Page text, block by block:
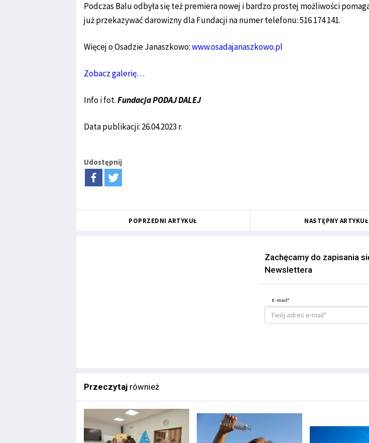
Podczas Balu odbyła się też premiera nowej i bardzo prostej możliwości
już przekazywać darowizny dla Fundacji na numer telefonu: 516 174 141.
Więcej o Osadzie Janaszkowo:www.osadajanaszkowo.pl
Zobacz galerię…
Info i fot.Fundacja PODAJ DALEJ
Data publikacji: 26.04.2023 r.
Udostępnij
POPRZEDNI ARTYKUŁ NASTĘPNY ARTYKUŁ
Zachęcamy do zapisania
Newslettera
E-mail*
Przeczytaj również